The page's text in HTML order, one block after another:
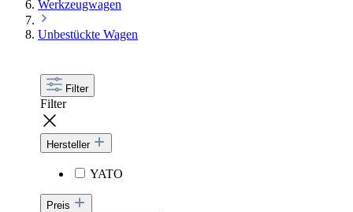
Werkzeugwagen
Unbestückte Wagen
Filter
Filter
Hersteller
YATO
Preis